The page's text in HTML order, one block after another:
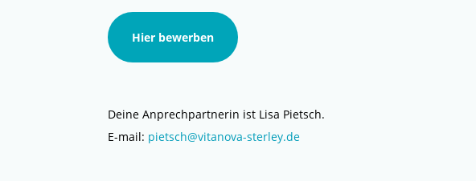
Hier bewerben
Deine Anprechpartnerin ist Lisa Pietsch.
E-mail: pietsch@vitanova-sterley.de